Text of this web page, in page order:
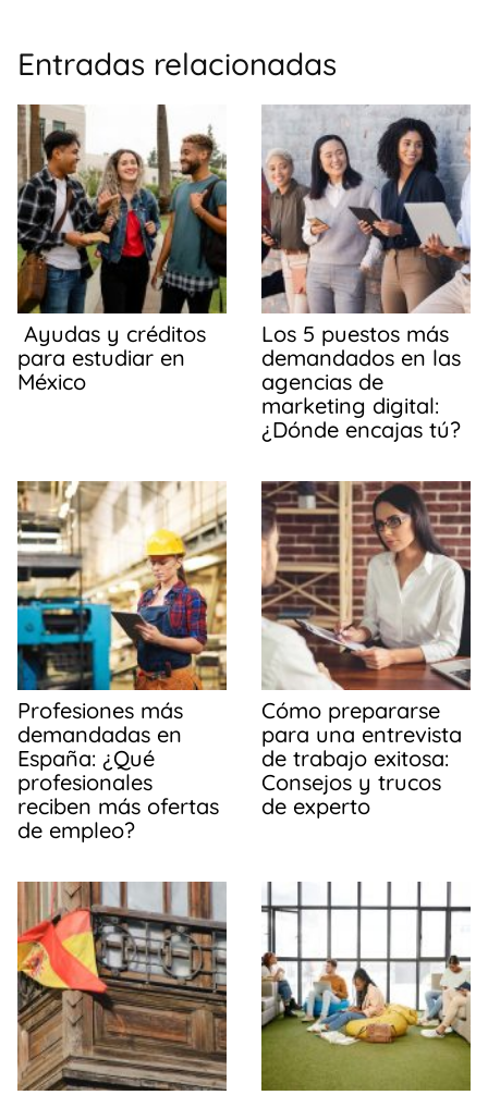
c
e
b
o
o
k
at
s
p
p
m
p
ar
tir
Entradas relacionadas
Ayudas y créditos
para estudiar en
México
Los 5 puestos más
demandados en las
agencias de
marketing digital:
¿Dónde encajas tú?
Profesiones más
demandadas en
España: ¿Qué
profesionales
reciben más ofertas
de empleo?
Cómo prepararse
para una entrevista
de trabajo exitosa:
Consejos y trucos
de experto